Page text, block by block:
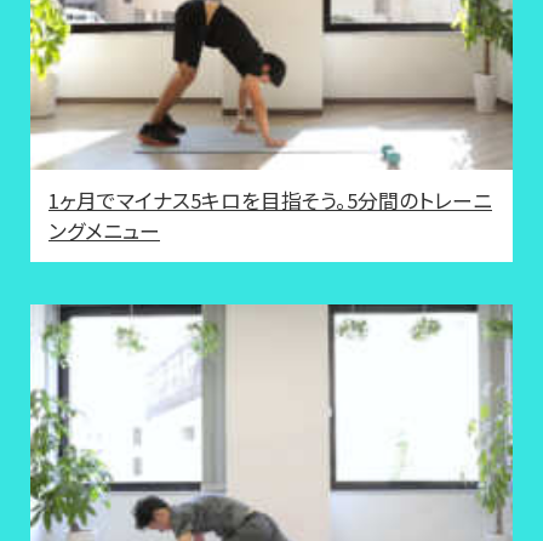
1ヶ月でマイナス5キロを目指そう。5分間のトレーニ
ングメニュー